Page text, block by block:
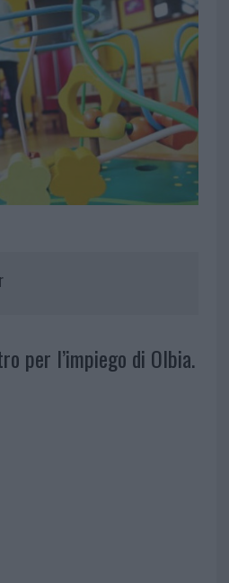
per l’impiego di Olbia.